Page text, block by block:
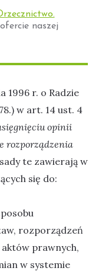
naszej
1996 r. o Radzie
w art. 14 ust. 4
opinii
rozporządzenia
te zawierają w
się do:
rozporządzeń
prawnych,
w systemie